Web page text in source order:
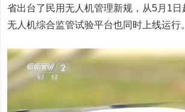
省出台了民用无人机管理新规，从5月1日
无人机综合监管试验平台也同时上线运行。